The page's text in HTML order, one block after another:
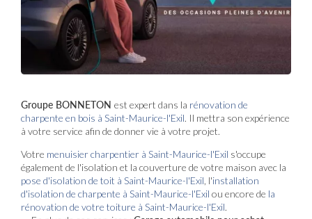
Groupe BONNETON est expert dans la rénovation de
charpente en bois à Saint-Maurice-l'Exil. Il mettra son expérience
à votre service afin de donner vie à votre projet.
Votre menuisier charpentier à Saint-Maurice-l'Exil s'occupe
également de l'isolation et la couverture de votre maison avec la
pose d'isolation de toit à Saint-Maurice-l'Exil , l'installation
d'isolation de charpente à Saint-Maurice-l'Exil ou encore de la
rénovation de votre toiture à Saint-Maurice-l'Exil.